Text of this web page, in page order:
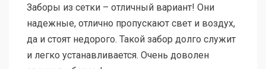
Заборы из сетки – отличный вариант! Они
надежные, отлично пропускают свет и воздух,
да и стоят недорого. Такой забор долго служит
и легко устанавливается. Очень доволен